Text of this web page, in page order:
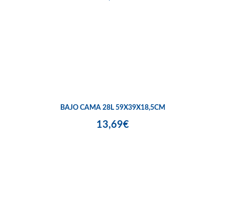
BAJO CAMA 28L 59X39X18,5CM
13,69€